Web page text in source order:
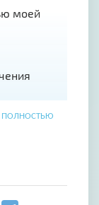
моей
вы
ПОЛНОСТЬЮ